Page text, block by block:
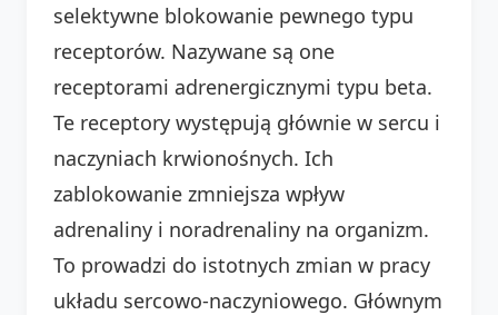
selektywne blokowanie pewnego typu
receptorów. Nazywane są one
receptorami adrenergicznymi typu beta.
Te receptory występują głównie w sercu i
naczyniach krwionośnych. Ich
zablokowanie zmniejsza wpływ
adrenaliny i noradrenaliny na organizm.
To prowadzi do istotnych zmian w pracy
układu sercowo-naczyniowego. Głównym